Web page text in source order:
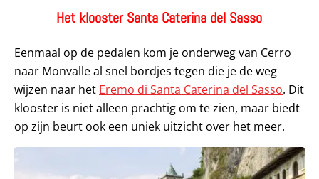
Het klooster Santa Caterina del Sasso
Eenmaal op de pedalen kom je onderweg van Cerro
naar Monvalle al snel bordjes tegen die je de weg
wijzen naar het Eremo di Santa Caterina del Sasso. Dit
klooster is niet alleen prachtig om te zien, maar biedt
op zijn beurt ook een uniek uitzicht over het meer.